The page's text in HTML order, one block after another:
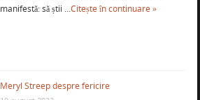
manifestă: să știi …Citește în continuare »
Meryl Streep despre fericire